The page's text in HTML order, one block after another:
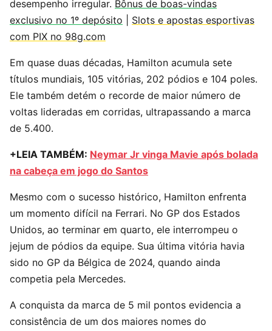
desempenho irregular. Bônus de boas-vindas
exclusivo no 1º depósito
Slots e apostas esportivas
com PIX no 98g.com
Em quase duas décadas, Hamilton acumula sete
títulos mundiais, 105 vitórias, 202 pódios e 104 poles.
Ele também detém o recorde de maior número de
voltas lideradas em corridas, ultrapassando a marca
de 5.400.
+LEIA TAMBÉM: Neymar Jr vinga Mavie após bolada
na cabeça em jogo do Santos
Mesmo com o sucesso histórico, Hamilton enfrenta
um momento difícil na Ferrari. No GP dos Estados
Unidos, ao terminar em quarto, ele interrompeu o
jejum de pódios da equipe. Sua última vitória havia
sido no GP da Bélgica de 2024, quando ainda
competia pela Mercedes.
A conquista da marca de 5 mil pontos evidencia a
consistência de um dos maiores nomes do